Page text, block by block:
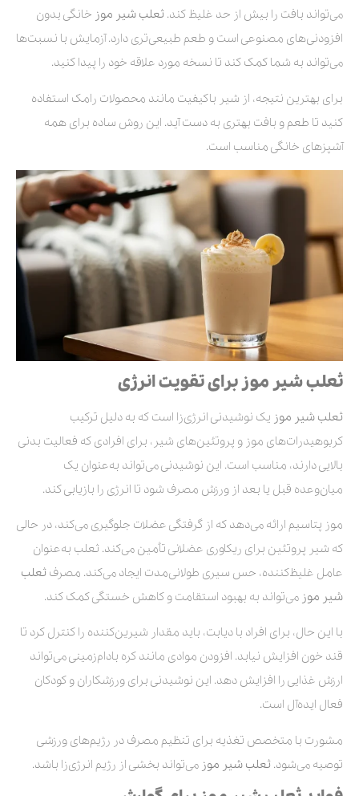
می‌تواند بافت را بیش از حد غلیظ کند. ثعلب شیر موز خانگی بدون
افزودنی‌های مصنوعی است و طعم طبیعی‌تری دارد. آزمایش با نسبت‌ها
می‌تواند به شما کمک کند تا نسخه مورد علاقه خود را پیدا کنید.
برای بهترین نتیجه، از شیر باکیفیت مانند محصولات رامک استفاده
کنید تا طعم و بافت بهتری به دست آید. این روش ساده برای همه
آشپزهای خانگی مناسب است.
ثعلب شیر موز برای تقویت انرژی
ثعلب شیر موز یک نوشیدنی انرژی‌زا است که به دلیل ترکیب
کربوهیدرات‌های موز و پروتئین‌های شیر، برای افرادی که فعالیت بدنی
بالایی دارند، مناسب است. این نوشیدنی می‌تواند به‌عنوان یک
میان‌وعده قبل یا بعد از ورزش مصرف شود تا انرژی را بازیابی کند.
موز پتاسیم ارائه می‌دهد که از گرفتگی عضلات جلوگیری می‌کند، در حالی
که شیر پروتئین برای ریکاوری عضلانی تأمین می‌کند. ثعلب به‌عنوان
عامل غلیظ‌کننده، حس سیری طولانی‌مدت ایجاد می‌کند. مصرف ثعلب
شیر موز می‌تواند به بهبود استقامت و کاهش خستگی کمک کند.
با این حال، برای افراد با دیابت، باید مقدار شیرین‌کننده را کنترل کرد تا
قند خون افزایش نیابد. افزودن موادی مانند کره بادام‌زمینی می‌تواند
ارزش غذایی را افزایش دهد. این نوشیدنی برای ورزشکاران و کودکان
فعال ایده‌آل است.
مشورت با متخصص تغذیه برای تنظیم مصرف در رژیم‌های ورزشی
توصیه می‌شود. ثعلب شیر موز می‌تواند بخشی از رژیم انرژی‌زا باشد.